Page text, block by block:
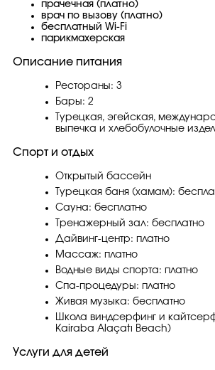
прачечная (платно)
врач по вызову (платно)
бесплатный Wi-Fi
парикмахерская
Описание питания
Рестораны: 3
Бары: 2
Турецкая, эгейская,
выпечка и хлебобулочные
Спорт и отдых
Открытый бассейн
Турецкая баня (хамам):
Сауна: бесплатно
Тренажерный зал: бесплатно
Дайвинг-центр: платно
Массаж: платно
Водные виды спорта: платно
Спа-процедуры: платно
Живая музыка: бесплатно
Школа виндсерфинг и
Kairaba Alaçatı Beach)
Услуги для детей